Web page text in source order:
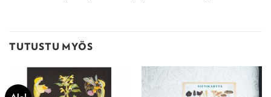
TUTUSTU MYÖS